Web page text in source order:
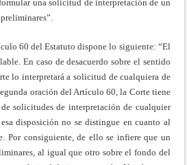
una solicitud de interpretación de un
60 del Estatuto dispone lo siguiente: “El
En caso de desacuerdo sobre el sentido
lo interpretará a solicitud de cualquiera de
oración del Artículo 60, la Corte tiene
solicitudes de interpretación de cualquier
disposición no se distingue en cuanto al
Por consiguiente, de ello se infiere que un
al igual que otro sobre el fondo del